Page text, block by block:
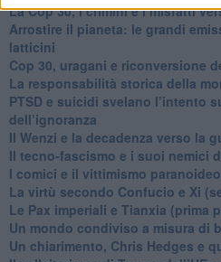
La Cop 30, i crimini e i misfatti
Arrostire il pianeta: le grandi
latticini
​Cop 30, uragani e riconversione
La responsabilità storica della
PTSD e suicidi svelano l’intento
dell’ignoranza
Il Wenzi e la decadenza verso la
​Il tecno-fascismo e i suoi nemici
​I comici e il vittimismo
​La virtù secondo Confucio e Xi
Le Pax imperiali e Tianxia (prima
Un mondo condiviso a misura di
​Un chiarimento, Chris Hedges e